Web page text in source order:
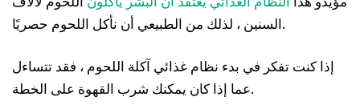
السنين ، لذلك من الطبيعي أن نأكل اللحوم حصريًا.
إذا كنت تفكر في بدء نظام غذائي آكلة اللحوم ، فقد تتساءل
عما إذا كان يمكنك شرب القهوة على الخطة.